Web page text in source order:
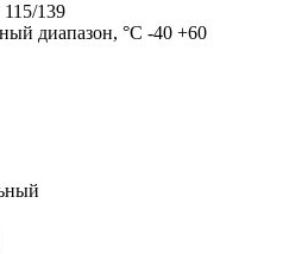
139
диапазон, °С -40 +60